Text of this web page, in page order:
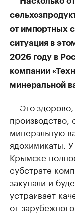
от импортных
ситуация в
2026 году в
компании
минеральной
— Это
производство,
минеральную
ядохимикаты.
Крымске
субстрате
закупали и
устраивает
от зарубежного.